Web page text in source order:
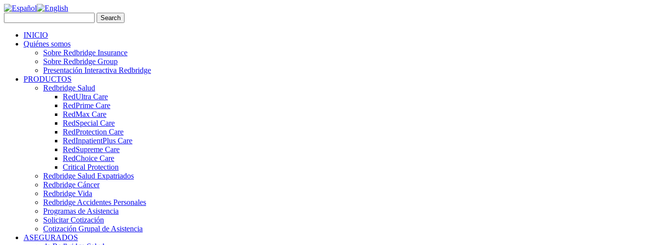
INICIO
Quiénes somos
Sobre Redbridge Insurance
Sobre Redbridge Group
Presentación Interactiva Redbridge
PRODUCTOS
Redbridge Salud
RedUltra Care
RedPrime Care
RedMax Care
RedSpecial Care
RedProtection Care
RedInpatientPlus Care
RedSupreme Care
RedChoice Care
Critical Protection
Redbridge Salud Expatriados
Redbridge Cáncer
Redbridge Vida
Redbridge Accidentes Personales
Programas de Asistencia
Solicitar Cotización
Cotización Grupal de Asistencia
ASEGURADOS